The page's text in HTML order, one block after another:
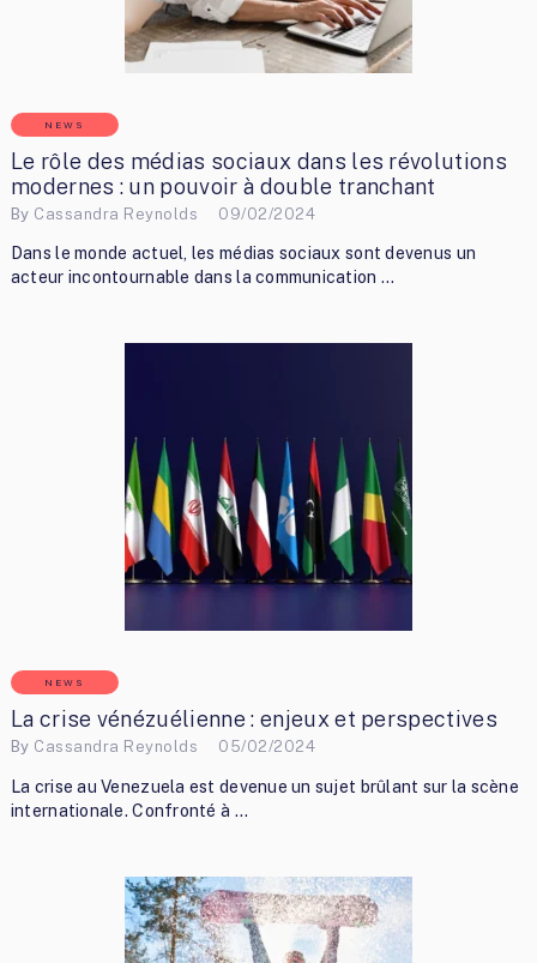
NEWS
Le rôle des médias sociaux dans les révolutions
modernes : un pouvoir à double tranchant
By Cassandra Reynolds 09/02/2024
Dans le monde actuel, les médias sociaux sont devenus un
acteur incontournable dans la communication …
NEWS
La crise vénézuélienne : enjeux et perspectives
By Cassandra Reynolds 05/02/2024
La crise au Venezuela est devenue un sujet brûlant sur la scène
internationale. Confronté à …